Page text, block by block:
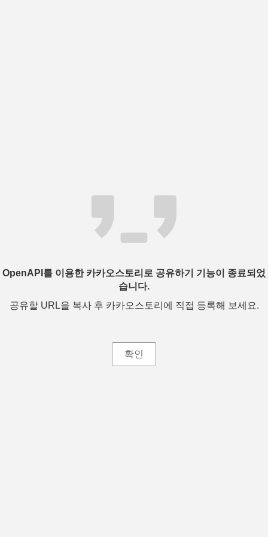
OpenAPI를 이용한 카카오스토리로 공유하기 기능이 종료되었
습니다.
공유할 URL을 복사 후 카카오스토리에 직접 등록해 보세요.
확인